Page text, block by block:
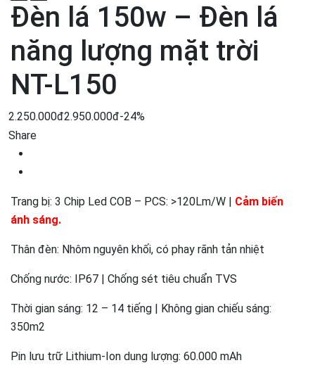
Đèn lá 150w – Đèn lá
năng lượng mặt trời
NT-L150
2.250.000đ2.950.000đ-24%
Share
Trang bị: 3 Chip Led COB – PCS: >120Lm/W | Cảm biến
ánh sáng.
Thân đèn: Nhôm nguyên khối, có phay rãnh tản nhiệt
Chống nước: IP67 | Chống sét tiêu chuẩn TVS
Thời gian sáng: 12 – 14 tiếng | Không gian chiếu sáng:
350m2
Pin lưu trữ Lithium-Ion dung lượng: 60.000 mAh